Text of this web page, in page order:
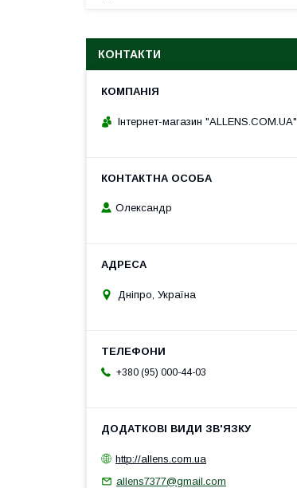
КОНТАКТИ
Інтернет-магазин "ALLENS.COM.UA"
Олександр
Дніпро, Україна
+380 (95) 000-44-03
http://allens.com.ua
allens7377@gmail.com